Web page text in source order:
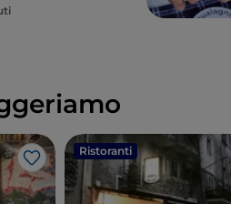
Like
Ristoranti